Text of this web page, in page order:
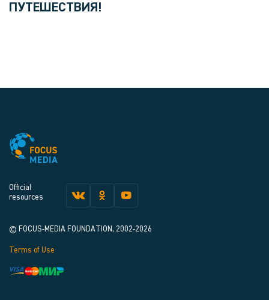
ПУТЕШЕСТВИЯ!
Official
resources
© FOCUS-MEDIA FOUNDATION, 2002-2026
Terms of Use